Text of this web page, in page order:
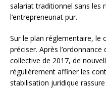
salariat traditionnel sans les
l’entrepreneuriat pur.
Sur le plan réglementaire, le
préciser. Après
collective de 2017, de
régulièrement affiner les
stabilisation juridique